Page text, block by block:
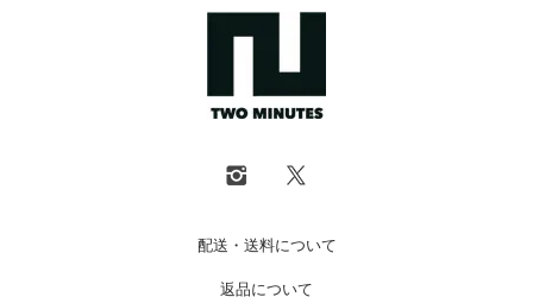
配送・送料について
返品について